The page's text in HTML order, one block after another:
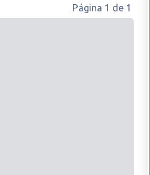
Página 1 de 1